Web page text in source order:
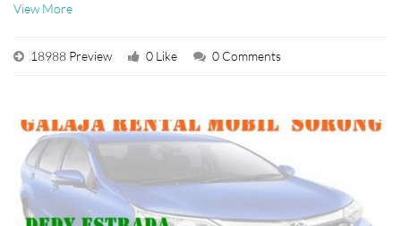
View More
18988 Preview 0 Like 0 Comments